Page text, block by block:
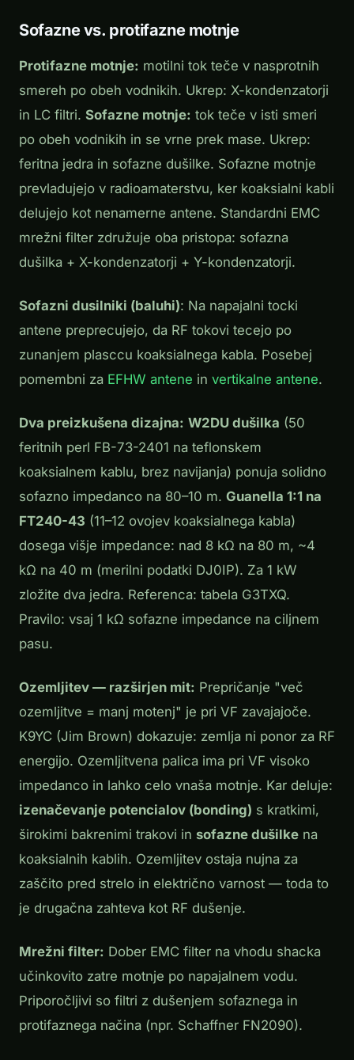
Sofazne vs. protifazne motnje
Protifazne motnje: motilni tok teče v nasprotnih
smereh po obeh vodnikih. Ukrep: X-kondenzatorji
in LC filtri. Sofazne motnje: tok teče v isti smeri
po obeh vodnikih in se vrne prek mase. Ukrep:
feritna jedra in sofazne dušilke. Sofazne motnje
prevladujejo v radioamaterstvu, ker koaksialni kabli
delujejo kot nenamerne antene. Standardni EMC
mrežni filter združuje oba pristopa: sofazna
dušilka + X-kondenzatorji + Y-kondenzatorji.
Sofazni dusilniki (baluhi): Na napajalni tocki
antene preprecujejo, da RF tokovi tecejo po
zunanjem plasccu koaksialnega kabla. Posebej
pomembni za EFHW antene in vertikalne antene.
Dva preizkušena dizajna: W2DU dušilka (50
feritnih perl FB-73-2401 na teflonskem
koaksialnem kablu, brez navijanja) ponuja solidno
sofazno impedanco na 80–10 m. Guanella 1:1 na
FT240-43 (11–12 ovojev koaksialnega kabla)
dosega višje impedance: nad 8 kΩ na 80 m, ~4
kΩ na 40 m (merilni podatki DJ0IP). Za 1 kW
zložite dva jedra. Referenca: tabela G3TXQ.
Pravilo: vsaj 1 kΩ sofazne impedance na ciljnem
pasu.
Ozemljitev — razširjen mit: Prepričanje "več
ozemljitve = manj motenj" je pri VF zavajajoče.
K9YC (Jim Brown) dokazuje: zemlja ni ponor za RF
energijo. Ozemljitvena palica ima pri VF visoko
impedanco in lahko celo vnaša motnje. Kar deluje:
izenačevanje potencialov (bonding) s kratkimi,
širokimi bakrenimi trakovi in sofazne dušilke na
koaksialnih kablih. Ozemljitev ostaja nujna za
zaščito pred strelo in električno varnost — toda to
je drugačna zahteva kot RF dušenje.
Mrežni filter: Dober EMC filter na vhodu shacka
učinkovito zatre motnje po napajalnem vodu.
Priporočljivi so filtri z dušenjem sofaznega in
protifaznega načina (npr. Schaffner FN2090).